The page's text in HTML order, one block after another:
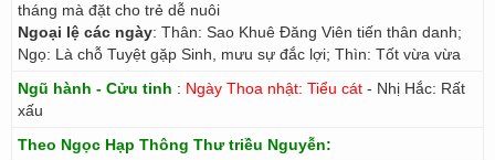
tháng mà đặt cho trẻ dễ nuôi
Ngoại lệ các ngày: Thân: Sao Khuê Đăng Viên tiến thân danh;
Ngọ: Là chỗ Tuyệt gặp Sinh, mưu sự đắc lợi; Thìn: Tốt vừa vừa
Ngũ hành - Cửu tinh : Ngày Thoa nhật: Tiểu cát - Nhị Hắc: Rất
xấu
Theo Ngọc Hạp Thông Thư triều Nguyễn: